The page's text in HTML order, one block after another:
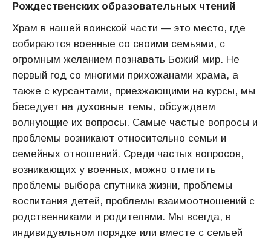
Рождественских образовательных чтений
Храм в нашей воинской части — это место, где
собираются военные со своими семьями, с
огромным желанием познавать Божий мир. Не
первый год со многими прихожанами храма, а
также с курсантами, приезжающими на курсы, мы
беседует на духовные темы, обсуждаем
волнующие их вопросы. Самые частые вопросы и
проблемы возникают относительно семьи и
семейных отношений. Среди частых вопросов,
возникающих у военных, можно отметить
проблемы выбора спутника жизни, проблемы
воспитания детей, проблемы взаимоотношений с
родственниками и родителями. Мы всегда, в
индивидуальном порядке или вместе с семьей